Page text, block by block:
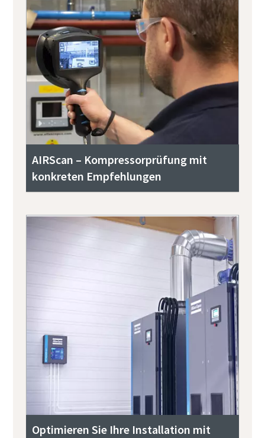
AIRScan – Kompressorprüfung mit
konkreten Empfehlungen
Optimieren Sie Ihre Installation mit